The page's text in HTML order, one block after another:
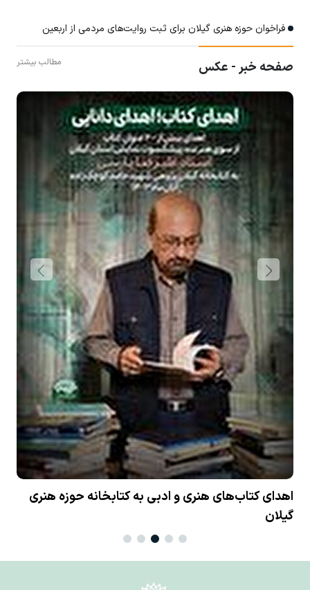
فراخوان حوزه هنری گیلان برای ثبت روایت‌های مردمی از اربعین
صفحه خبر - عکس مطالب بیشتر
اهدای کتاب‌های هنری و ادبی به کتابخانه حوزه هنری
گیلان